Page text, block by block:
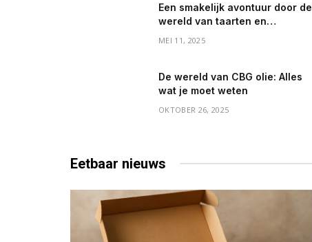
Een smakelijk avontuur door de
wereld van taarten en
MEI 11, 2025
De wereld van CBG olie: Alles
wat je moet weten
OKTOBER 26, 2025
Eetbaar nieuws